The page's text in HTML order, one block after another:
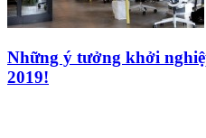
Những ý tưởng khởi
2019!